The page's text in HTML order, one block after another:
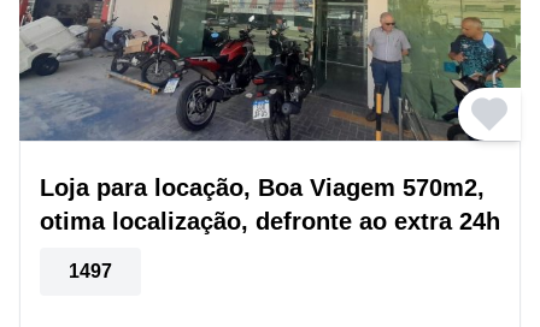
Loja para locação, Boa Viagem 570m2,
otima localização, defronte ao extra 24h
1497